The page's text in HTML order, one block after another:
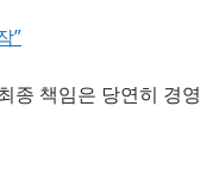
”
종 책임은 당연히 경